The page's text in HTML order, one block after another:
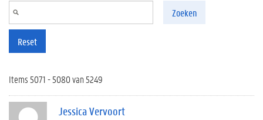
Zoeken
Reset
Items 5071 - 5080 van 5249
Jessica Vervoort